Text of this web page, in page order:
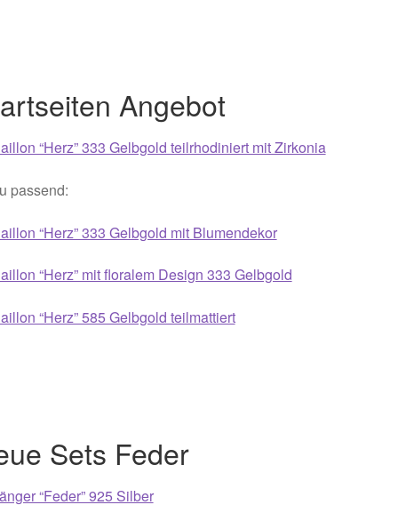
finden für Ostern 2018
Geschenke Vertrag widerrufen Warenkorb
2016 Weihnachtsangebote 2017
Angebot
“Herz” 333 Gelbgold teilrhodiniert mit Zirkonia
passend:
“Herz” 333 Gelbgold mit Blumendekor
“Herz” mit floralem Design 333 Gelbgold
“Herz” 585 Gelbgold teilmattiert
Sets Feder
“Feder” 925 Silber